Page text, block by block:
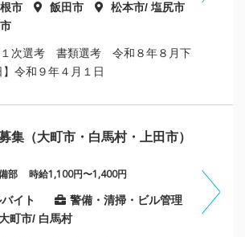
市
飯田市
松本市/ 塩尻市
１次選考 書類選考 令和８年８月下
令和９年４月１日
集（大町市・白馬村・上田市）
部 時給1,100円〜1,400円
イト
警備・清掃・ビル管理
大町市/ 白馬村